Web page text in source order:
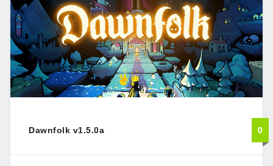
Dawnfolk v1.5.0a 0